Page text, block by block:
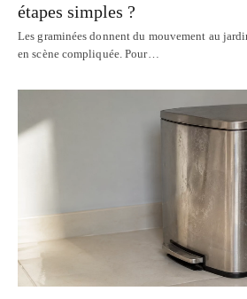
étapes simples ?
Les graminées donnent du mouvement au
en scène compliquée. Pour…